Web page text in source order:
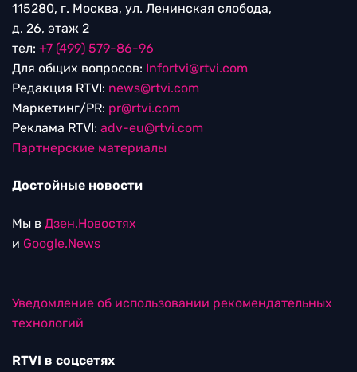
115280, г. Москва, ул. Ленинская слобода,
д. 26, этаж 2
тел: +7 (499) 579-86-96
Для общих вопросов: Infortvi@rtvi.com
Редакция RTVI: news@rtvi.com
Маркетинг/PR: pr@rtvi.com
Реклама RTVI: adv-eu@rtvi.com
Партнерские материалы
Достойные новости
Мы в Дзен.Новостях
и Google.News
Уведомление об использовании рекомендательных
технологий
RTVI в соцсетях